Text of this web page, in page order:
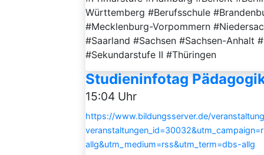
Württemberg #Berufsschule
#Mecklenburg-Vorpommern
#Saarland #Sachsen #Sachsen-Anhalt
#Sekundarstufe II #Thüringen
Studieninfotag
15:04 Uhr
https://www.bildungsserver.de/
allg&utm_medium=rss&utm_term=dbs-allg